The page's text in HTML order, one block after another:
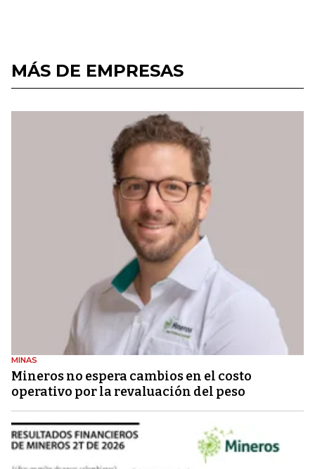
MÁS DE EMPRESAS
MINAS
Mineros no espera cambios en el costo
operativo por la revaluación del peso